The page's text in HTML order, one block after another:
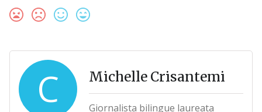
C Michelle Crisantemi
Giornalista bilingue laureata